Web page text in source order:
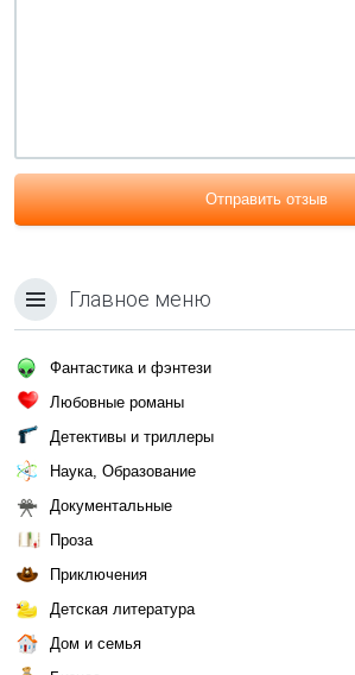
Отправить отзыв
Главное меню
Фантастика и фэнтези
Любовные романы
Детективы и триллеры
Наука, Образование
Документальные
Проза
Приключения
Детская литература
Дом и семья